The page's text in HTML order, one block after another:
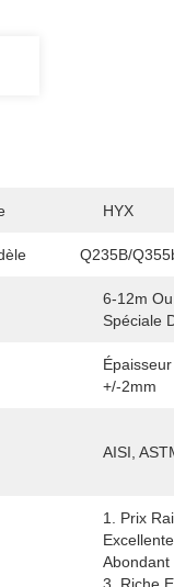
HYX
Q235B/
6-12m
Spéciale
+/-2mm
AISI,
1. Prix
Abondant